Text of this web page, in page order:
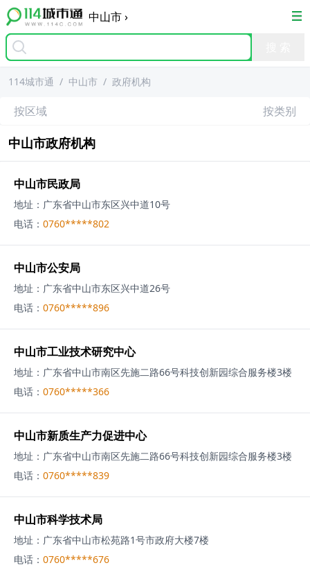
中山市›
114城市通 / 中山市 / 政府机构
按区域 按类别
中山市政府机构
中山市民政局
地址： 广东省中山市东区兴中道10号
电话： 0760*****802
中山市公安局
地址： 广东省中山市东区兴中道26号
电话： 0760*****896
中山市工业技术研究中心
地址： 广东省中山市南区先施二路66号科技创新园综合服务楼3楼
电话： 0760*****366
中山市新质生产力促进中心
地址： 广东省中山市南区先施二路66号科技创新园综合服务楼3楼
电话： 0760*****839
中山市科学技术局
地址： 广东省中山市松苑路1号市政府大楼7楼
电话： 0760*****676